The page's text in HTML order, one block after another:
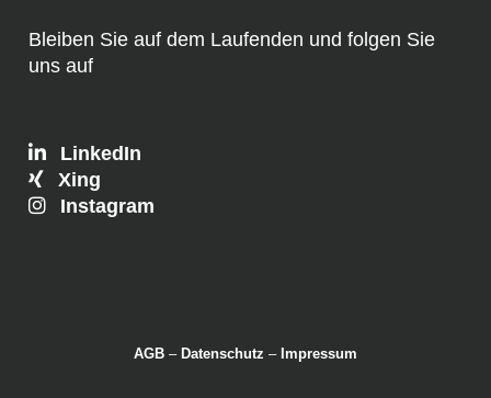
Bleiben Sie auf dem Laufenden und folgen Sie
uns auf
LinkedIn
Xing
Instagram
AGB – Datenschutz – Impressum